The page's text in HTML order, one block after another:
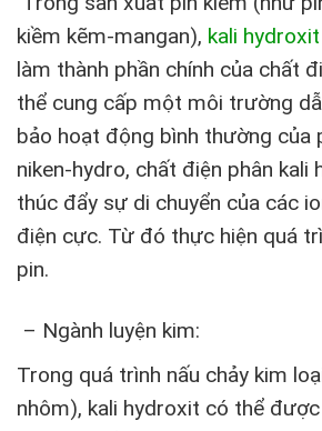
kiềm kẽm-mangan), kali hydroxit
làm thành phần chính của chất
thể cung cấp một môi trường
bảo hoạt động bình thường của
niken-hydro, chất điện phân kali
thúc đẩy sự di chuyển của các
điện cực. Từ đó thực hiện quá
pin.
– Ngành luyện kim:
Trong quá trình nấu chảy kim
nhôm), kali hydroxit có thể